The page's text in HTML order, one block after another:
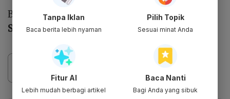
Baca juga:Aksi John Mayer Hentikan Konser
Saat Melihat Penonton Pingsan
Tanpa Iklan
Baca berita lebih nyaman
Pilih Topik
Sesuai minat Anda
Fitur AI
Lebih mudah berbagi artikel
Baca Nanti
Bagi Anda yang sibuk